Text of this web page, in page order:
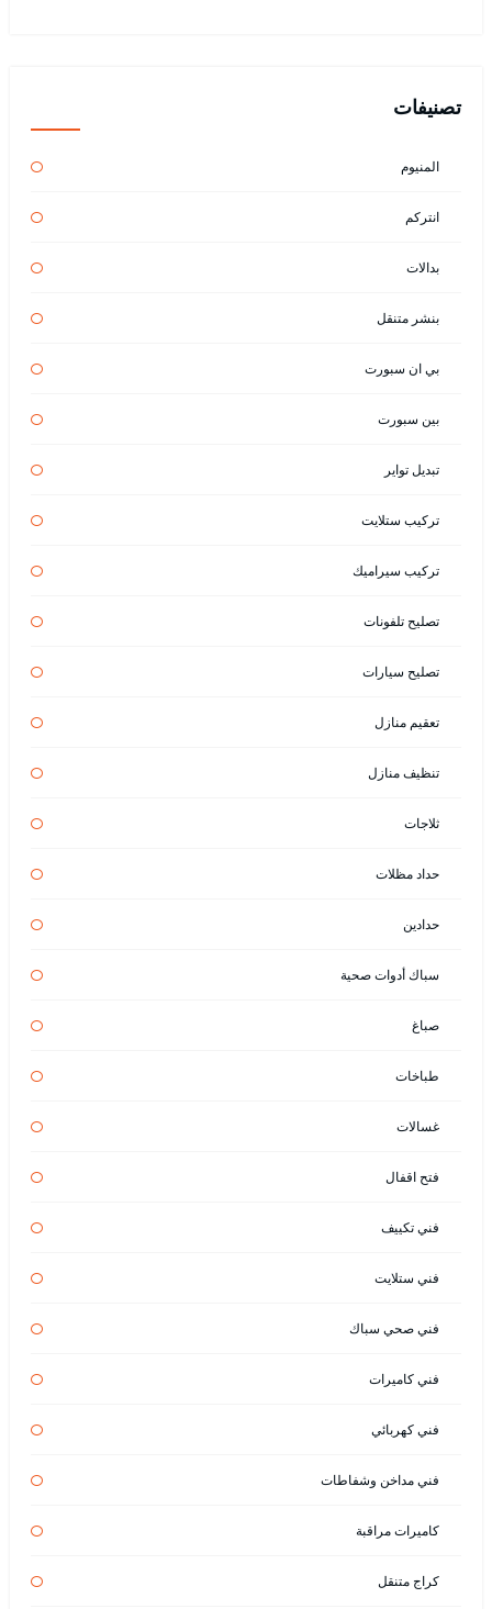
تصنيفات
المنيوم
انتركم
بدالات
بنشر متنقل
بي ان سبورت
بين سبورت
تبديل تواير
تركيب ستلايت
تركيب سيراميك
تصليح تلفونات
تصليح سيارات
تعقيم منازل
تنظيف منازل
ثلاجات
حداد مظلات
حدادين
سباك أدوات صحية
صباغ
طباخات
غسالات
فتح اقفال
فني تكييف
فني ستلايت
فني صحي سباك
فني كاميرات
فني كهربائي
فني مداخن وشفاطات
كاميرات مراقبة
كراج متنقل